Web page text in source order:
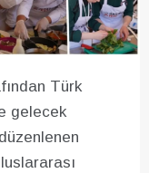
Türk
gelecek